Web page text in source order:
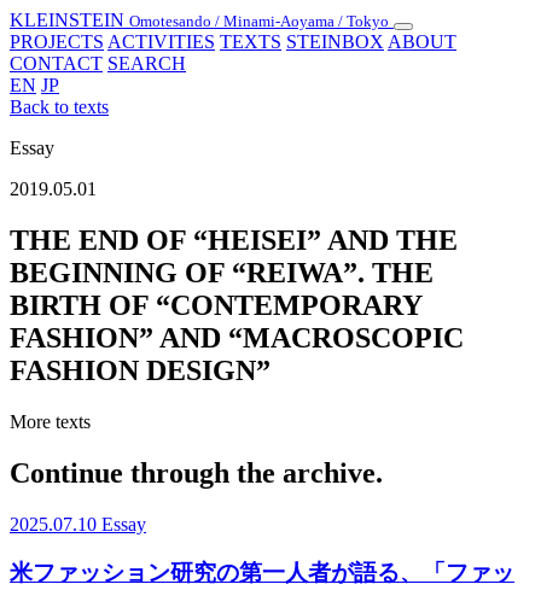
KLEINSTEIN Omotesando / Minami-Aoyama / Tokyo
Toggle
navigation
PROJECTS ACTIVITIES TEXTS STEINBOX ABOUT
CONTACT SEARCH
EN JP
Back to texts
Essay
2019.05.01
THE END OF “HEISEI” AND THE
BEGINNING OF “REIWA”. THE
BIRTH OF “CONTEMPORARY
FASHION” AND “MACROSCOPIC
FASHION DESIGN”
More texts
Continue through the archive.
2025.07.10 Essay
米ファッション研究の第一人者が語る、「ファッ